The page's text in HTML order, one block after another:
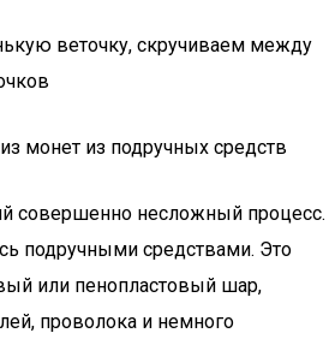
веточку, скручиваем между
монет из подручных средств
совершенно несложный процесс.
подручными средствами. Это
или пенопластовый шар,
проволока и немного